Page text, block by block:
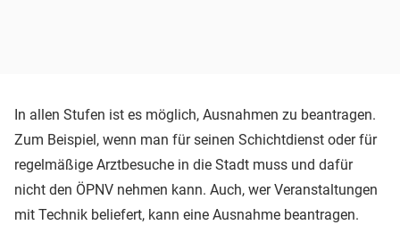
In allen Stufen ist es möglich, Ausnahmen zu beantragen.
Zum Beispiel, wenn man für seinen Schichtdienst oder für
regelmäßige Arztbesuche in die Stadt muss und dafür
nicht den ÖPNV nehmen kann. Auch, wer Veranstaltungen
mit Technik beliefert, kann eine Ausnahme beantragen.